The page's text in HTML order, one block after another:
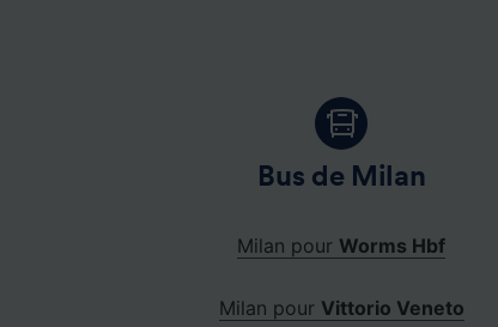
Bus de Milan
Milan pour Worms Hbf
Milan pour Vittorio Veneto